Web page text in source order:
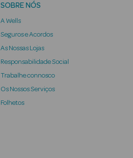
SOBRE NÓS
A Wells
Seguros e Acordos
As Nossas Lojas
Responsabilidade Social
Trabalhe connosco
Os Nossos Serviços
Folhetos